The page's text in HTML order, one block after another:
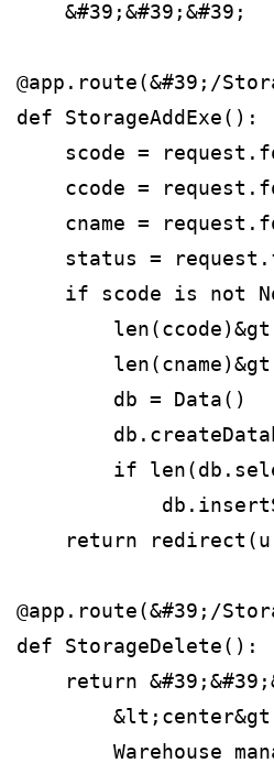
    &#39;&#39;&#39;
@app.route(&#39;/
def StorageAddExe():
scode =
ccode =
cname =
status =
if scode is not
        db = Data()
if
return
@app.route(&#39;/
def StorageDelete():
return
Warehouse